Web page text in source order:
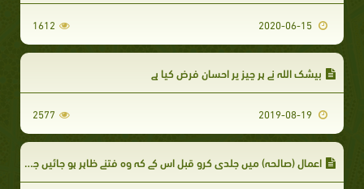
1612
بیشک اللہ نے ہر چیز پر احسان فرض کیا ہے
2577
اعمال (صالحہ) میں جلدی کرو قبل اس کے کہ وہ فتنے ظاہر ہو جائیں جو تاریک رات کے ٹکڑوں کی مانند ہوں گے